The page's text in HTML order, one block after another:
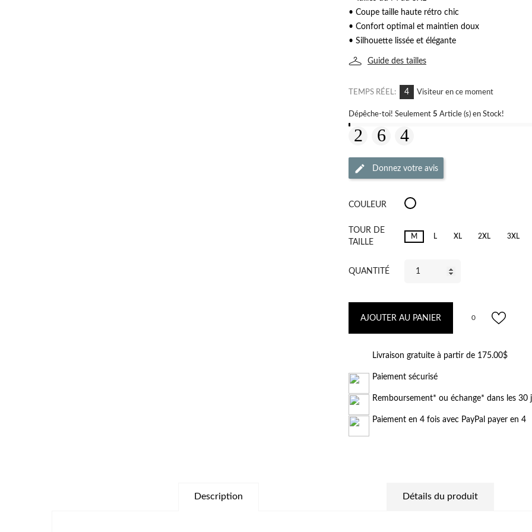
• Coupe taille haute rétro chic
• Confort optimal et maintien doux
• Silhouette lissée et élégante
Guide des tailles
TEMPS RÉEL: 4 Visiteur en ce moment
Dépêche-toi! Seulement 5 Article (s) en Stock!
Donnez votre avis
COULEUR
Ixia
TOUR DE
TAILLE
M L XL 2XL 3XL
QUANTITÉ
AJOUTER AU PANIER 0
Livraison gratuite à partir de 175.00$
Paiement sécurisé
Remboursement* ou échange* dans les 30
Paiement en 4 fois avec PayPal payer en 4
Description Détails du produit